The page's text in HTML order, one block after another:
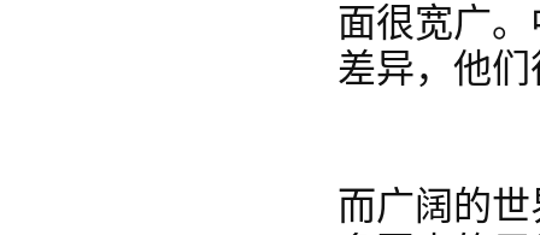
面很宽广
差异，他
而广阔的